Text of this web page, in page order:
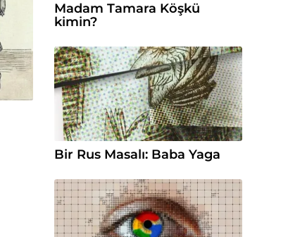
Madam Tamara Köşkü
kimin?
Bir Rus Masalı: Baba Yaga